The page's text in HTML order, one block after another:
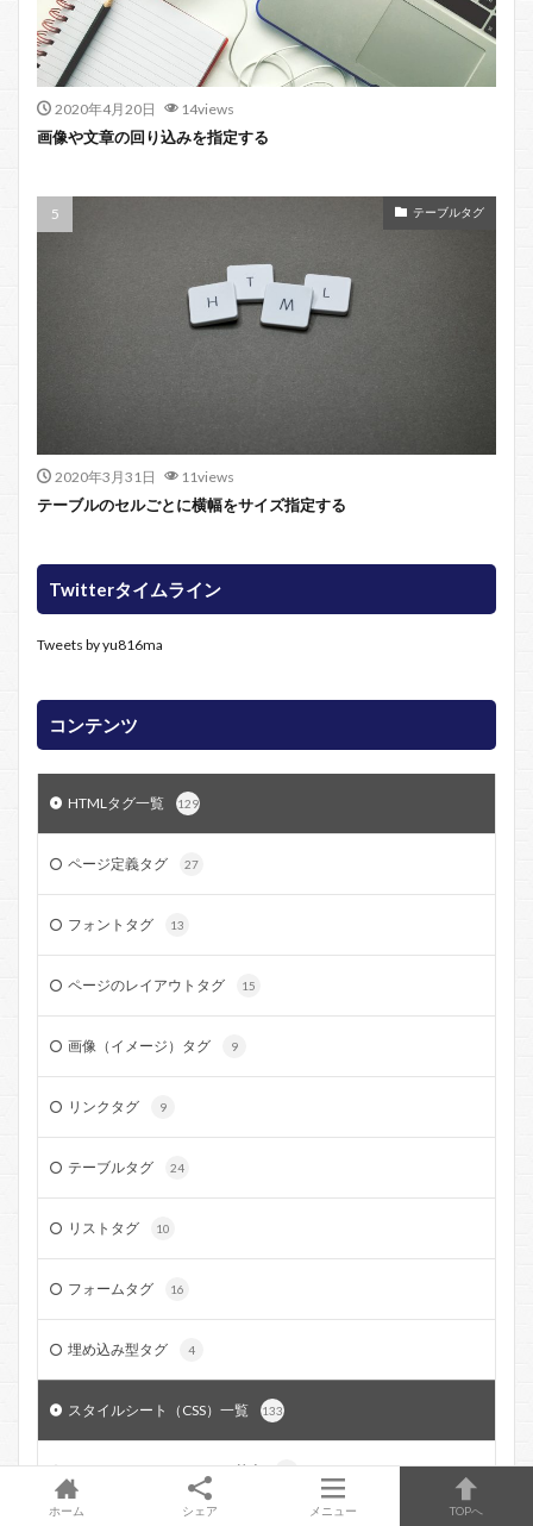
2020年4月20日 14views
画像や文章の回り込みを指定する
テーブルタグ
2020年3月31日 11views
テーブルのセルごとに横幅をサイズ指定する
Twitterタイムライン
Tweets by yu816ma
コンテンツ
HTMLタグ一覧 129
ページ定義タグ 27
フォントタグ 13
ページのレイアウトタグ 15
画像（イメージ）タグ 9
リンクタグ 9
テーブルタグ 24
リストタグ 10
フォームタグ 16
埋め込み型タグ 4
スタイルシート（CSS）一覧 133
スタイルシート（CSS）の基本 38
ホーム シェア メニュー TOPへ